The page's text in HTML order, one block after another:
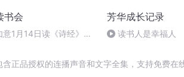
书会
意1月14日读《诗经》第
芳华成长记录
读书人是幸福人
正品授权的连播声音和文字全集，支持免费在